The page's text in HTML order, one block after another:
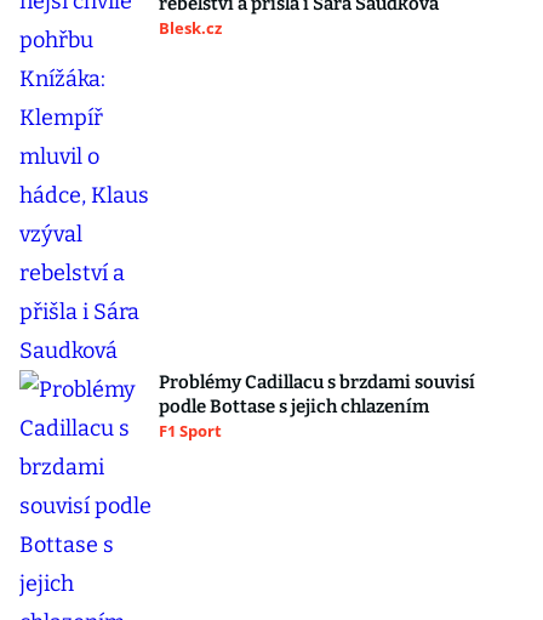
Blesk.cz
Problémy Cadillacu s brzdami souvisí
podle Bottase s jejich chlazením
F1 Sport